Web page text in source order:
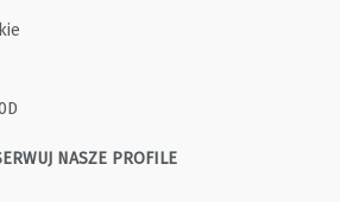
NASZE PROFILE